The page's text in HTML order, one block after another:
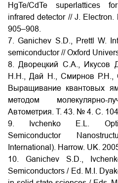
HgTe/CdTe superlattices
infrared detector // J.
905–908.
7. Ganichev S.D., Prettl W.
semiconductor // Oxford
8. Дворецкий С.А., Икусов
Н.Н., Дай Н., Смирнов Р.Н.,
Выращивание квантовых
методом молекулярно-
Автометрия. Т. 43. № 4. С.
9. Ivchenko E.L.
Semiconductor
International). Harrow. UK.
10. Ganichev S.D.,
Semiconductors / Еd. M.I.